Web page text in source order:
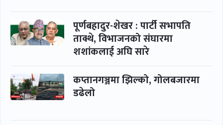
पूर्णबहादुर-शेखर : पार्टी सभापति
ताक्थे, विभाजनको संघारमा
शशांकलाई अघि सारे
कप्तानगञ्जमा झिल्को, गोलबजारमा
डढेलो